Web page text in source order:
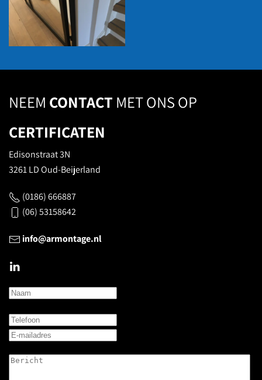
NEEM CONTACT MET ONS OP
CERTIFICATEN
Edisonstraat 3N
3261 LD Oud-Beijerland
(0186) 666887
(06) 53158642
info@armontage.nl